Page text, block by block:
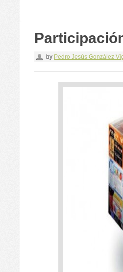
by Pedro Jesús González